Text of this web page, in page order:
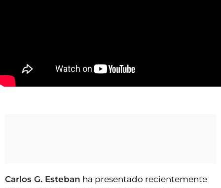
FIESTAS DE SAN LORENZO
AGENDA
CLUB DEL AMIGO MILITANTE
Carlos G. Esteban ha presentado recientemente